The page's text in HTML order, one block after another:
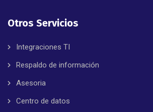
Otros Servicios
Integraciones TI
Respaldo de información
Asesoria
Centro de datos